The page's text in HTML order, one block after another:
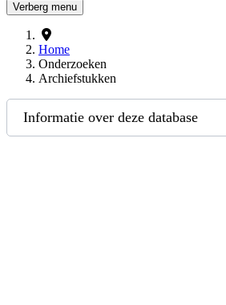
Verberg menu
Home
Onderzoeken
Archiefstukken
Informatie over deze database